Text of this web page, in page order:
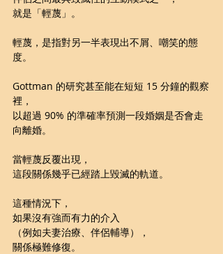
就是「輕蔑」。
輕蔑，是指對另一半表現出不屑、嘲笑的態
度。
Gottman 的研究甚至能在短短 15 分鐘的觀察
裡，
以超過 90% 的準確率預測一段婚姻是否會走
向離婚。
當輕蔑反覆出現，
這段關係幾乎已經踏上毀滅的軌道。
這種情況下，
如果沒有強而有力的介入
（例如夫妻治療、伴侶輔導），
關係極難修復。